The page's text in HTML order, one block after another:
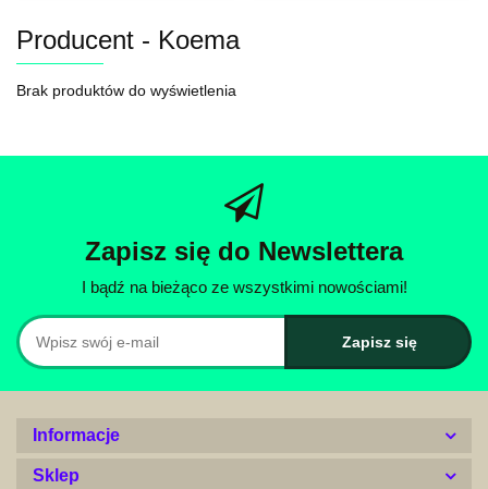
Producent - Koema
Brak produktów do wyświetlenia
Zapisz się do Newslettera
I bądź na bieżąco ze wszystkimi nowościami!
Informacje
Sklep